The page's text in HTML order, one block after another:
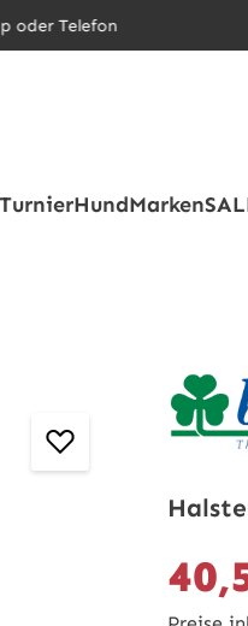
oder Telefon
TurnierHundMarken